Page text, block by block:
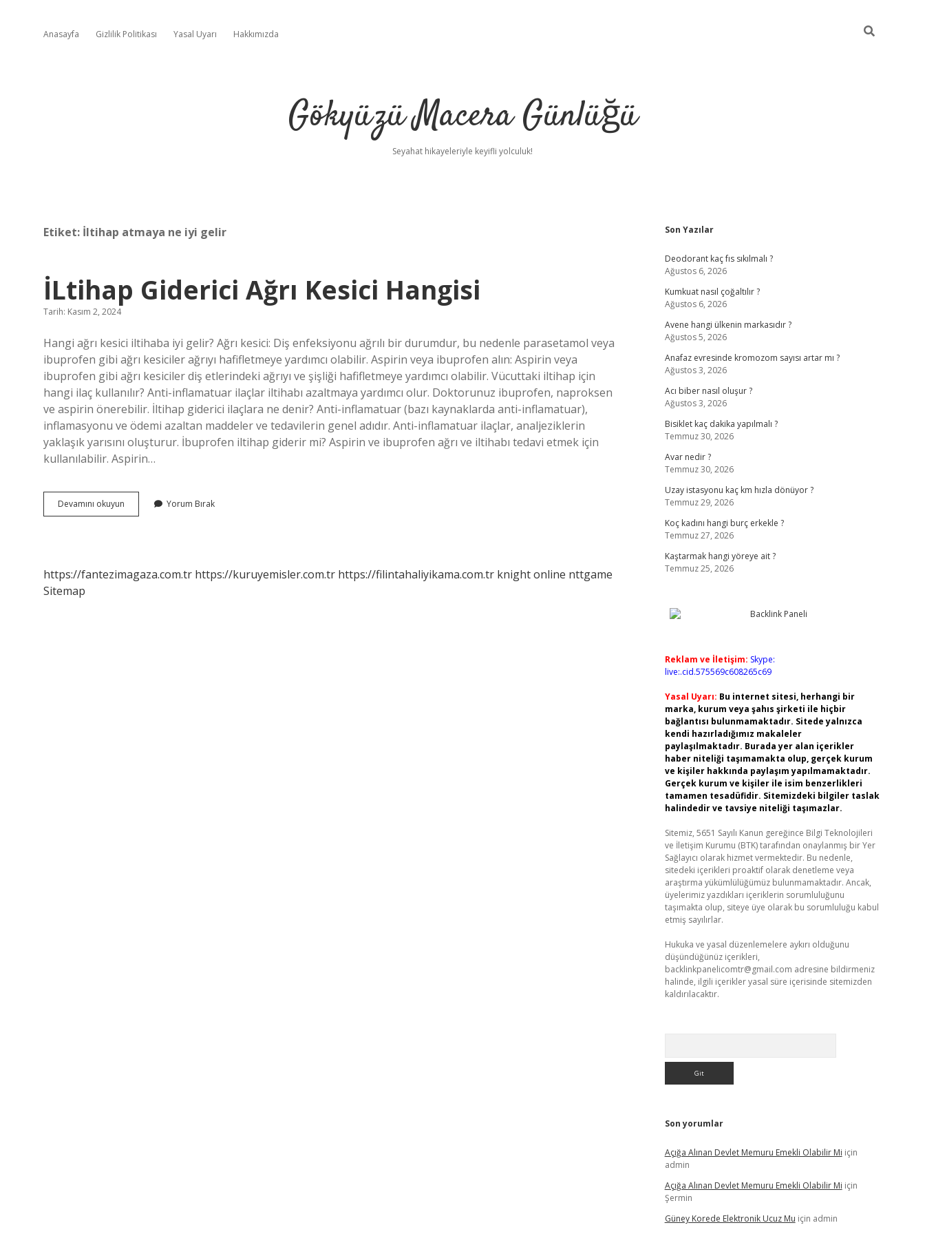
Anasayfa Gizlilik Politikası Yasal Uyarı Hakkımızda
Gökyüzü Macera Günlüğü
Seyahat hikayeleriyle keyifli yolculuk!
Etiket: İltihap atmaya ne iyi gelir
İLtihap Giderici Ağrı Kesici Hangisi
Tarih: Kasım 2, 2024
Hangi ağrı kesici iltihaba iyi gelir? Ağrı kesici: Diş enfeksiyonu ağrılı bir durumdur, bu nedenle parasetamol veya
ibuprofen gibi ağrı kesiciler ağrıyı hafifletmeye yardımcı olabilir. Aspirin veya ibuprofen alın: Aspirin veya
ibuprofen gibi ağrı kesiciler diş etlerindeki ağrıyı ve şişliği hafifletmeye yardımcı olabilir. Vücuttaki iltihap için
hangi ilaç kullanılır? Anti-inflamatuar ilaçlar iltihabı azaltmaya yardımcı olur. Doktorunuz ibuprofen, naproksen
ve aspirin önerebilir. İltihap giderici ilaçlara ne denir? Anti-inflamatuar (bazı kaynaklarda anti-inflamatuar),
inflamasyonu ve ödemi azaltan maddeler ve tedavilerin genel adıdır. Anti-inflamatuar ilaçlar, analjeziklerin
yaklaşık yarısını oluşturur. İbuprofen iltihap giderir mi? Aspirin ve ibuprofen ağrı ve iltihabı tedavi etmek için
kullanılabilir. Aspirin…
Devamını okuyun
Giderici
Yorum Bırak
https://fantezimagaza.com.tr https://kuruyemisler.com.tr https://filintahaliyikama.com.tr knight online nttgame
Sitemap
Sidebar
Son Yazılar
Deodorant kaç fıs sıkılmalı ?
Ağustos 6, 2026
Kumkuat nasıl çoğaltılır ?
Ağustos 6, 2026
Avene hangi ülkenin markasıdır ?
Ağustos 5, 2026
Anafaz evresinde kromozom sayısı artar mı ?
Ağustos 3, 2026
Acı biber nasıl oluşur ?
Ağustos 3, 2026
Bisiklet kaç dakika yapılmalı ?
Temmuz 30, 2026
Avar nedir ?
Temmuz 30, 2026
Uzay istasyonu kaç km hızla dönüyor ?
Temmuz 29, 2026
Koç kadını hangi burç erkekle ?
Temmuz 27, 2026
Kaştarmak hangi yöreye ait ?
Temmuz 25, 2026
Reklam ve İletişim: Skype:
live:.cid.575569c608265c69
Yasal Uyarı: Bu internet sitesi, herhangi bir
marka, kurum veya şahıs şirketi ile hiçbir
bağlantısı bulunmamaktadır. Sitede yalnızca
kendi hazırladığımız makaleler
paylaşılmaktadır. Burada yer alan içerikler
haber niteliği taşımamakta olup, gerçek kurum
ve kişiler hakkında paylaşım yapılmamaktadır.
Gerçek kurum ve kişiler ile isim benzerlikleri
tamamen tesadüfidir. Sitemizdeki bilgiler taslak
halindedir ve tavsiye niteliği taşımazlar.
Sitemiz, 5651 Sayılı Kanun gereğince Bilgi Teknolojileri
ve İletişim Kurumu (BTK) tarafından onaylanmış bir Yer
Sağlayıcı olarak hizmet vermektedir. Bu nedenle,
sitedeki içerikleri proaktif olarak denetleme veya
araştırma yükümlülüğümüz bulunmamaktadır. Ancak,
üyelerimiz yazdıkları içeriklerin sorumluluğunu
taşımakta olup, siteye üye olarak bu sorumluluğu kabul
etmiş sayılırlar.
Hukuka ve yasal düzenlemelere aykırı olduğunu
düşündüğünüz içerikleri,
backlinkpanelicomtr@gmail.com adresine bildirmeniz
halinde, ilgili içerikler yasal süre içerisinde sitemizden
kaldırılacaktır.
Son yorumlar
Açığa Alınan Devlet Memuru Emekli Olabilir Mi için
admin
Açığa Alınan Devlet Memuru Emekli Olabilir Mi için
Şermin
Güney Korede Elektronik Ucuz Mu için admin